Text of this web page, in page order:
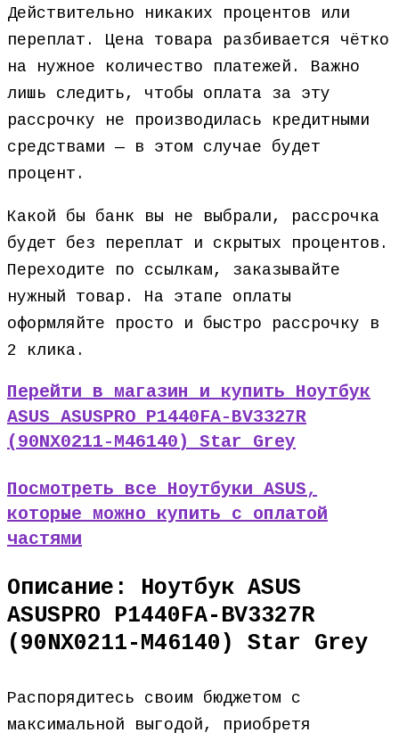
Действительно никаких процентов или
переплат. Цена товара разбивается чётко
на нужное количество платежей. Важно
лишь следить, чтобы оплата за эту
рассрочку не производилась кредитными
средствами — в этом случае будет
процент.
Какой бы банк вы не выбрали, рассрочка
будет без переплат и скрытых процентов.
Переходите по ссылкам, заказывайте
нужный товар. На этапе оплаты
оформляйте просто и быстро рассрочку в
2 клика.
Перейти в магазин и купить Ноутбук
ASUS ASUSPRO P1440FA-BV3327R
(90NX0211-M46140) Star Grey
Посмотреть все Ноутбуки ASUS,
которые можно купить с оплатой
частями
Описание: Ноутбук ASUS
ASUSPRO P1440FA-BV3327R
(90NX0211-M46140) Star Grey
Распорядитесь своим бюджетом с
максимальной выгодой, приобретя